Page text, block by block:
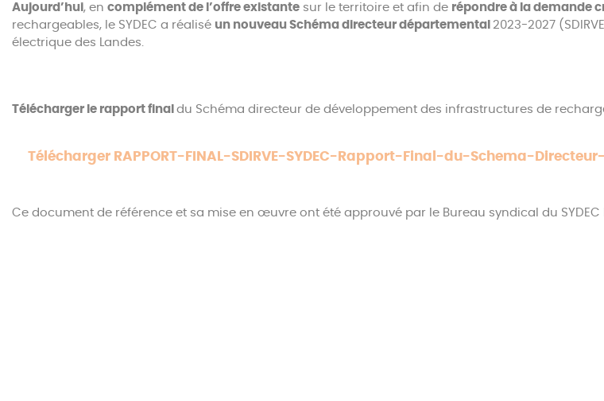
Aujourd’hui , en complément de l’offre existante sur le territoire et afin de répondre à la demande
rechargeables, le SYDEC a réalisé un nouveau Schéma directeur départemental 2023-2027
électrique des Landes.
Télécharger le rapport final du Schéma directeur de développement des infrastructures de
RAPPORT-FINAL-SDIRVE-SYDEC-Rapport-Final-du-Schema-
Ce document de référence et sa mise en œuvre ont été approuvé par le Bureau syndical du SYDEC